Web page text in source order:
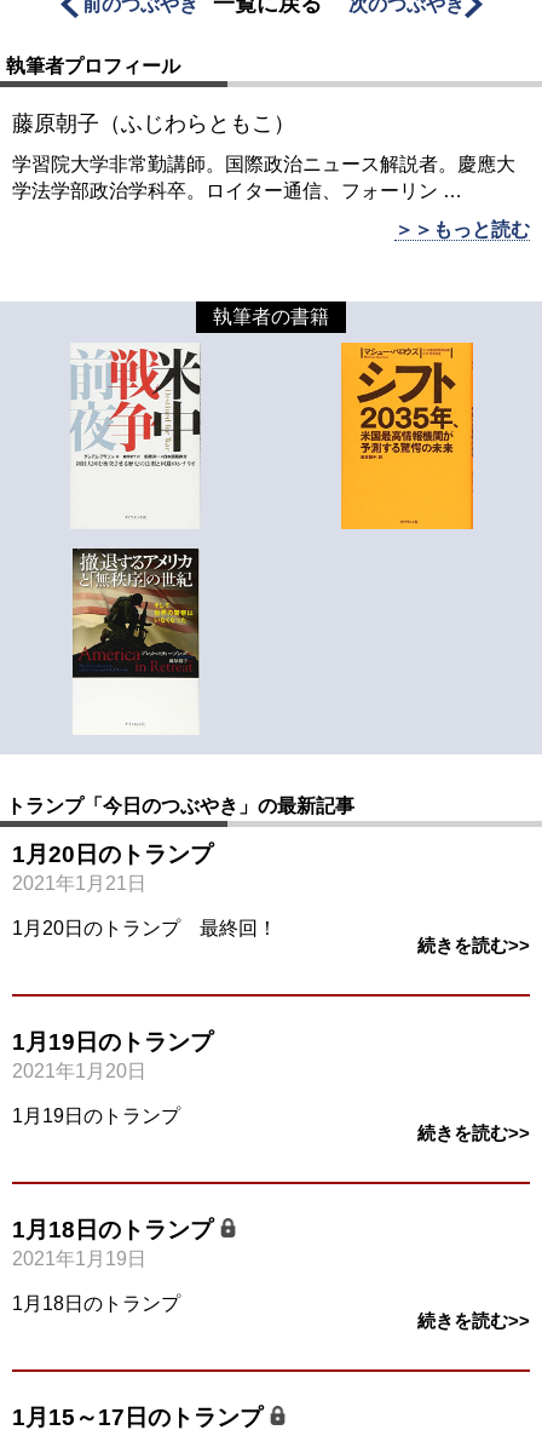
前のつぶやき 次のつぶやき
執筆者プロフィール
藤原朝子（ふじわらともこ）
学習院大学非常勤講師。国際政治ニュース解説者。慶應大
学法学部政治学科卒。ロイター通信、フォーリン …
＞＞もっと読む
執筆者の書籍
トランプ「今日のつぶやき」の最新記事
1月20日のトランプ
2021年1月21日
1月20日のトランプ 最終回！
続きを読む>>
1月19日のトランプ
2021年1月20日
1月19日のトランプ
続きを読む>>
1月18日のトランプ
2021年1月19日
1月18日のトランプ
続きを読む>>
1月15～17日のトランプ